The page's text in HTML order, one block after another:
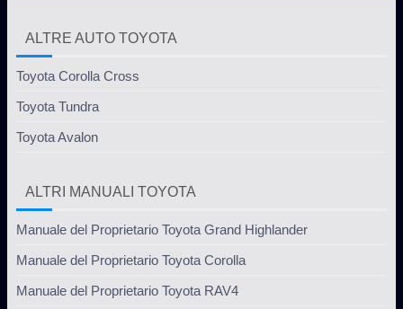
ALTRE AUTO TOYOTA
Toyota Corolla Cross
Toyota Tundra
Toyota Avalon
ALTRI MANUALI TOYOTA
Manuale del Proprietario Toyota Grand Highlander
Manuale del Proprietario Toyota Corolla
Manuale del Proprietario Toyota RAV4